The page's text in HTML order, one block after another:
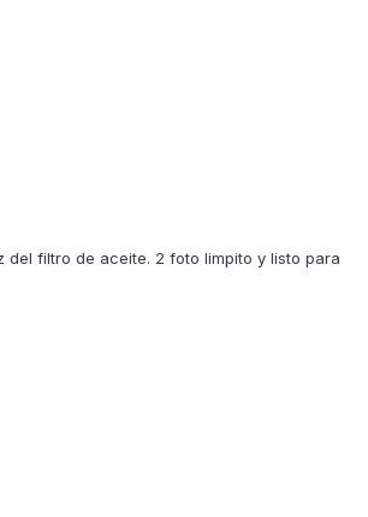
del filtro de aceite. 2 foto limpito y listo para